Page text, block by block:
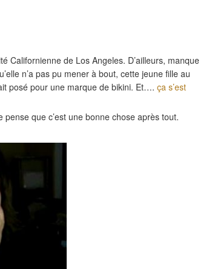
Californienne de Los Angeles. D’ailleurs, manque
n’a pas pu mener à bout, cette jeune fille au
posé pour une marque de bikini. Et…. ça s’est
que c’est une bonne chose après tout.